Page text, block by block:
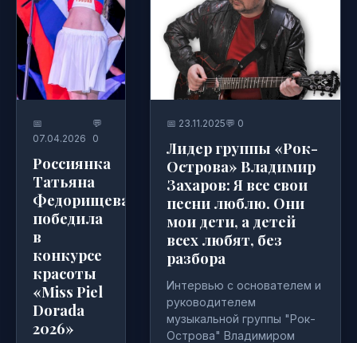
📅
07.04.2026
💬
0
Россиянка
Татьяна
Федорищева
победила
в
конкурсе
красоты
«Miss Piel
Dorada
2026»
📅 23.11.2025💬 0
Лидер группы «Рок-
Острова» Владимир
Захаров: Я все свои
песни люблю. Они
мои дети, а детей
всех любят, без
разбора
Интервью с основателем и
руководителем
музыкальной группы "Рок-
Острова" Владимиром